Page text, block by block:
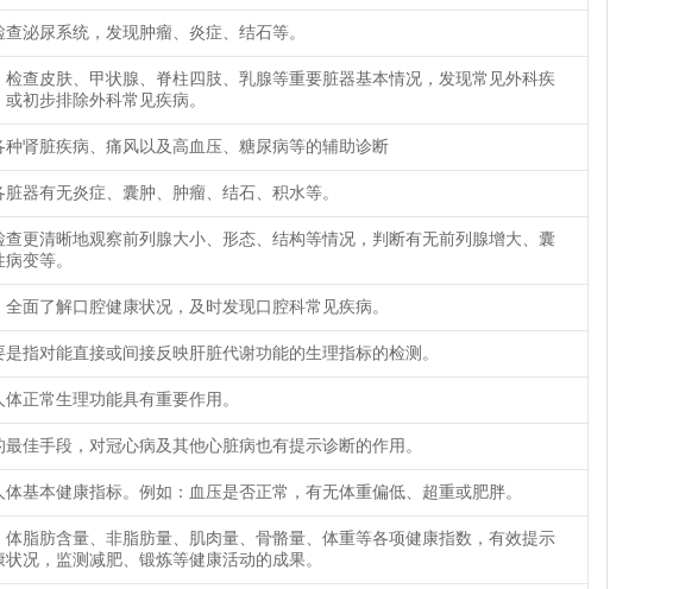
泌尿系统，发现肿瘤、炎症、结石等。
检查皮肤、甲状腺、脊柱四肢、乳腺等重要脏器基本情况，发现常见外科疾
初步排除外科常见疾病。
种肾脏疾病、痛风以及高血压、糖尿病等的辅助诊断
器有无炎症、囊肿、肿瘤、结石、积水等。
查更清晰地观察前列腺大小、形态、结构等情况，判断有无前列腺增大、囊
变等。
面了解口腔健康状况，及时发现口腔科常见疾病。
是指对能直接或间接反映肝脏代谢功能的生理指标的检测。
正常生理功能具有重要作用。
佳手段，对冠心病及其他心脏病也有提示诊断的作用。
基本健康指标。例如：血压是否正常，有无体重偏低、超重或肥胖。
体脂肪含量、非脂肪量、肌肉量、骨骼量、体重等各项健康指数，有效提示
况，监测减肥、锻炼等健康活动的成果。